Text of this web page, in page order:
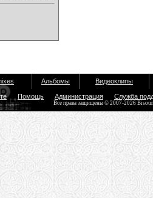
Альбомы Видеоклипы
Помощь Администрация Служба
Все права защищены © 2007-2026